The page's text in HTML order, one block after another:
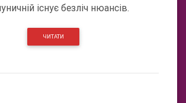
існує безліч нюансів.
ЧИТАТИ